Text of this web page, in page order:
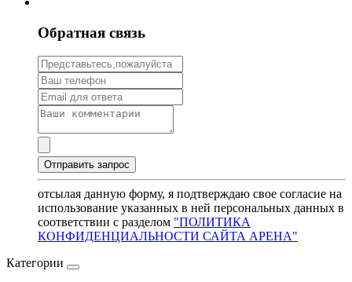
Обратная связь
отсылая данную форму, я подтверждаю свое согласие на
использование указанных в ней персональных данных в
соответствии с разделом "ПОЛИТИКА
КОНФИДЕНЦИАЛЬНОСТИ САЙТА АРЕНА"
Категории